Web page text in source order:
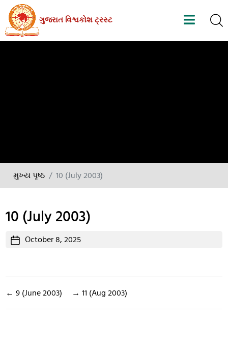
Skip
the
ગુજરાત વિશ્વકોશ ટ્રસ્ટ
મુખ્ય પૃષ્ઠ 10 (July 2003)
10 (July 2003)
PostOctober 8, 2025
← 9 (June 2003) → 11 (Aug 2003)